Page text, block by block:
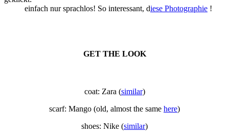
einfach nur sprachlos! So interessant, diese Photographie !
GET THE LOOK
coat: Zara (similar)
scarf: Mango (old, almost the same here)
shoes: Nike (similar)